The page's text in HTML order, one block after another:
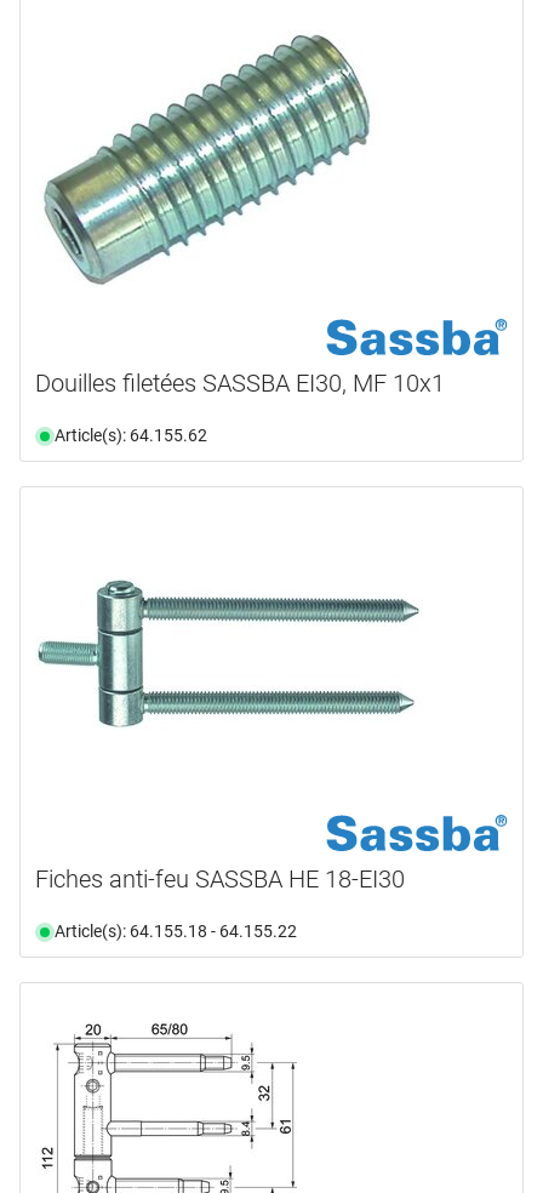
Douilles filetées SASSBA EI30, MF 10x1
Article(s): 64.155.62
Fiches anti-feu SASSBA HE 18-EI30
Article(s): 64.155.18 - 64.155.22